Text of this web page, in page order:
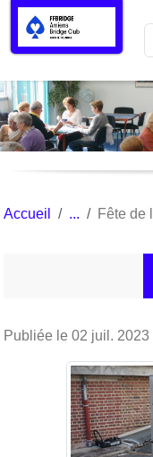
Accueil Fête de
Publiée le 02 juil. 2023
Panneau de gestion